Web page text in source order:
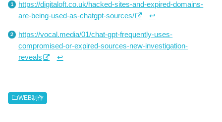
https://digitaloft.co.uk/hacked-sites-and-expired-domains-
are-being-used-as-chatgpt-sources/
↩
https://vocal.media/01/chat-gpt-frequently-uses-
compromised-or-expired-sources-new-investigation-
reveals
↩
WEB制作